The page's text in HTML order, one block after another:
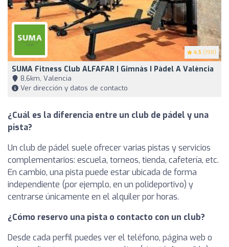
4.5 (198)
SUMA Fitness Club ALFAFAR | Gimnàs I Pàdel A València
8,6km, Valencia
Ver dirección y datos de contacto
¿Cuál es la diferencia entre un club de pádel y una
pista?
Un club de pádel suele ofrecer varias pistas y servicios
complementarios: escuela, torneos, tienda, cafetería, etc.
En cambio, una pista puede estar ubicada de forma
independiente (por ejemplo, en un polideportivo) y
centrarse únicamente en el alquiler por horas.
¿Cómo reservo una pista o contacto con un club?
Desde cada perfil puedes ver el teléfono, página web o